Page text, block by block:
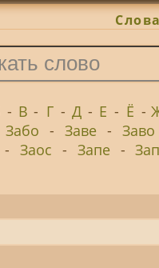
- В - Г - Д - Е - Ё -
Забо - Заве - Заво
- Заос - Запе -